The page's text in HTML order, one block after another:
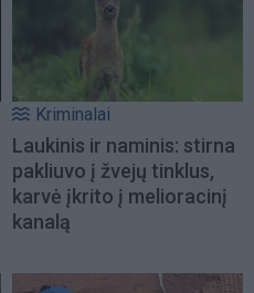
Kriminalai
Laukinis ir naminis: stirna
pakliuvo į žvejų tinklus,
karvė įkrito į melioracinį
kanalą